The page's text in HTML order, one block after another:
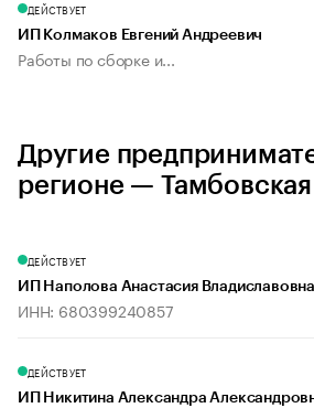
ДЕЙСТВУЕТ
ИП Колмаков Евгений Андреевич
Работы по сборке и...
Другие
регионе —
ДЕЙСТВУЕТ
ИП Наполова Анастасия Владиславовна
ИНН: 680399240857
ДЕЙСТВУЕТ
ИП Никитина Александра